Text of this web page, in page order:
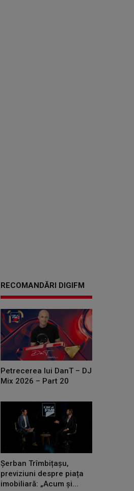
RECOMANDĂRI DIGIFM
Petrecerea lui DanT – DJ
Mix 2026 – Part 20
Șerban Trîmbițașu,
previziuni despre piața
imobiliară: „Acum și...